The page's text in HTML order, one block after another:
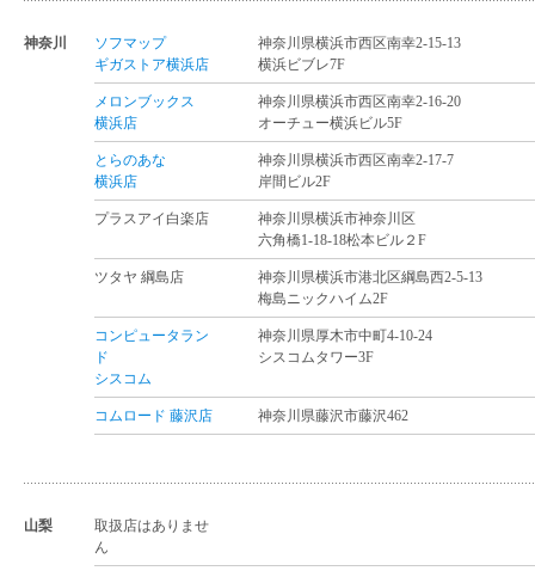
神奈川
ソフマップ
ギガストア横浜店
神奈川県横浜市西区南幸2-15-13
横浜ビブレ7F
メロンブックス
横浜店
神奈川県横浜市西区南幸2-16-20
オーチュー横浜ビル5F
とらのあな
横浜店
神奈川県横浜市西区南幸2-17-7
岸間ビル2F
プラスアイ白楽店
神奈川県横浜市神奈川区
六角橋1-18-18松本ビル２F
ツタヤ 綱島店
神奈川県横浜市港北区綱島西2-5-13
梅島ニックハイム2F
コンピュータラン
ド
シスコム
神奈川県厚木市中町4-10-24
シスコムタワー3F
コムロード 藤沢店 神奈川県藤沢市藤沢462
山梨
取扱店はありませ
ん